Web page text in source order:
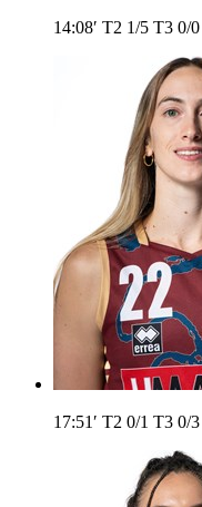
14:08′ T2 1/5 T3 0/0
17:51′ T2 0/1 T3 0/3